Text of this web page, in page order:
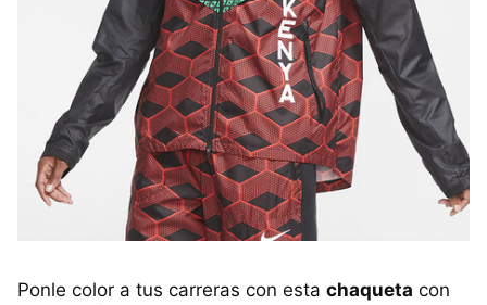
Ponle color a tus carreras con esta chaqueta con